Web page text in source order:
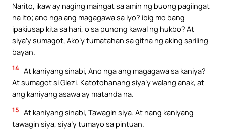
Narito, ikaw ay naging maingat sa amin ng buong pagiingat
na ito; ano nga ang magagawa sa iyo? ibig mo bang
ipakiusap kita sa hari, o sa punong kawal ng hukbo? At
siya’y sumagot, Ako’y tumatahan sa gitna ng aking sariling
bayan.
14 At kaniyang sinabi, Ano nga ang magagawa sa kaniya?
At sumagot si Giezi. Katotohanang siya’y walang anak, at
ang kaniyang asawa ay matanda na.
15 At kaniyang sinabi, Tawagin siya. At nang kaniyang
tawagin siya, siya’y tumayo sa pintuan.